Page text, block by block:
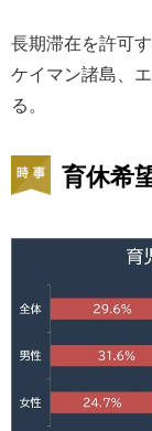
長期滞在を許可
ケイマン諸島、
る。
育休希